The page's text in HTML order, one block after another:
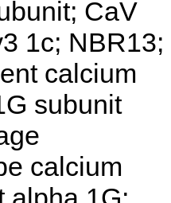
CaV
1c; NBR13;
calcium
subunit
calcium